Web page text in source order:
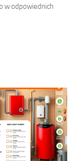
w odpowiednich